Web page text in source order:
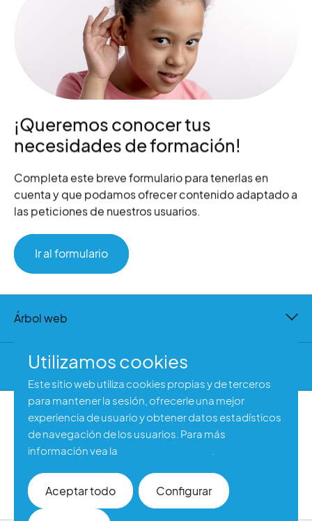
¡Queremos conocer tus
necesidades de formación!
Completa este breve formulario para tenerlas en
cuenta y que podamos ofrecer contenido adaptado a
las peticiones de nuestros usuarios.
Ir al formulario
Árbol web
Contacto
Aviso legal
Política de privacidad
Accesibilidad web
Utilizamos cookies
Este sitio web utiliza cookies propias y de terceros
para mantener la sesión, ofrecerle una mejor
experiencia de usuario y obtener datos estadísticos
de navegación de los usuarios. Para más
información vea la
Aceptar todo Configurar